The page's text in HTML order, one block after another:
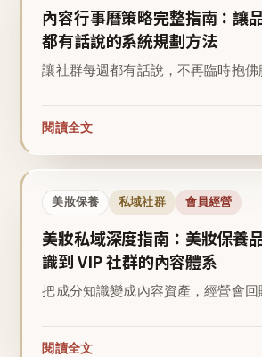
內容行事曆策略完整指南：讓
都有話說的系統規劃方法
讓社群每週都有話說，不再臨時抱佛
閱讀全文
美妝保養 私域社群 會員經營
美妝私域深度指南：美妝保養
識到 VIP 社群的內容體系
把成分知識變成內容資產，經營會回
閱讀全文